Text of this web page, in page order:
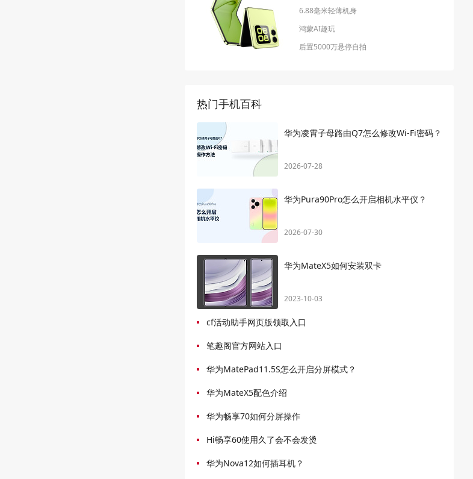
6.88毫米轻薄机身
鸿蒙AI趣玩
后置5000万悬停自拍
热门手机百科
华为凌霄子母路由Q7怎么修改Wi-Fi密码？
2026-07-28
华为Pura90Pro怎么开启相机水平仪？
2026-07-30
华为MateX5如何安装双卡
2023-10-03
cf活动助手网页版领取入口
笔趣阁官方网站入口
华为MatePad11.5S怎么开启分屏模式？
华为MateX5配色介绍
华为畅享70如何分屏操作
Hi畅享60使用久了会不会发烫
华为Nova12如何插耳机？